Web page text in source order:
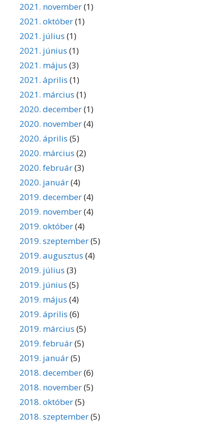
2021. november(1)
2021. október(1)
2021. július (1)
2021. június (1)
2021. május (3)
2021. április (1)
2021. március (1)
2020. december(1)
2020. november(4)
2020. április (5)
2020. március (2)
2020. február(3)
2020. január(4)
2019. december(4)
2019. november(4)
2019. október(4)
2019. szeptember(5)
2019. augusztus (4)
2019. július (3)
2019. június (5)
2019. május (4)
2019. április (6)
2019. március (5)
2019. február(5)
2019. január(5)
2018. december(6)
2018. november(5)
2018. október(5)
2018. szeptember(5)